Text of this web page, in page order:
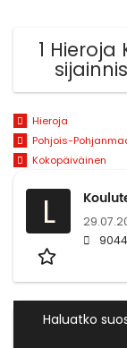
1
Hieroja
Pohjois-
Kokopäiväinen
L
Haluatko